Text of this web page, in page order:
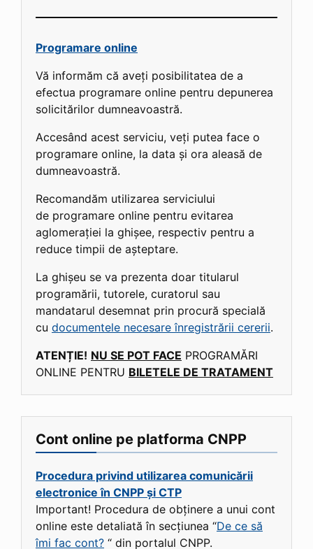
Programare online
Vă informăm că aveți posibilitatea de a
efectua programare online pentru depunerea
solicitărilor dumneavoastră.
Accesând acest serviciu, veți putea face o
programare online, la data și ora aleasă de
dumneavoastră.
Recomandăm utilizarea serviciului
de programare online pentru evitarea
aglomerației la ghișee, respectiv pentru a
reduce timpii de așteptare.
La ghișeu se va prezenta doar titularul
programării, tutorele, curatorul sau
mandatarul desemnat prin procură specială
cu documentele necesare înregistrării cererii.
ATENȚIE! NU SE POT FACE PROGRAMĂRI
ONLINE PENTRU BILETELE DE TRATAMENT
Cont online pe platforma CNPP
Procedura privind utilizarea comunicării
electronice în CNPP și CTP
Important! Procedura de obținere a unui cont
online este detaliată în secțiunea “De ce să
îmi fac cont? “ din portalul CNPP.